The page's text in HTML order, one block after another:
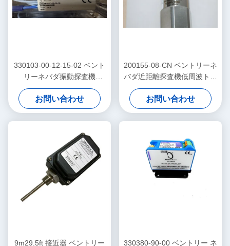
330103-00-12-15-02 ベント
リーネバダ振動探査機
3300Xl近感センサー
お問い合わせ
200155-08-CN ベントリーネ
バダ近距離探査機低周波トレ
ンドマスタープロ加速器
お問い合わせ
9m29.5ft 接近器 ベントリー
330380-90-00 ベントリー ネ